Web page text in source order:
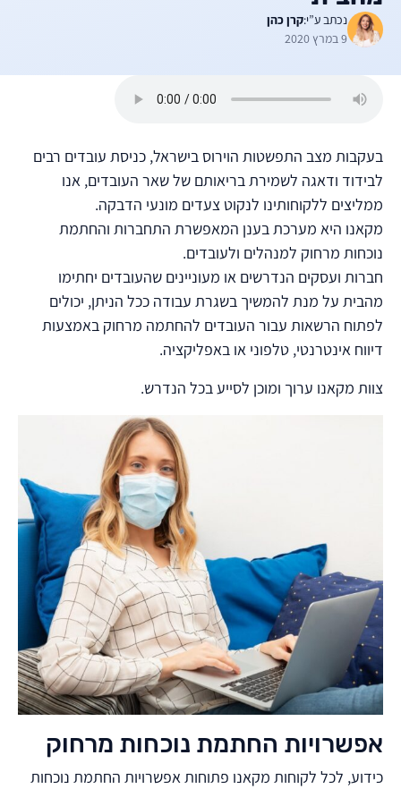
נכתב ע”י:קרן כהן
9 במרץ 2020
בעקבות מצב התפשטות הוירוס בישראל, כניסת עובדים רבים
לבידוד ודאגה לשמירת בריאותם של שאר העובדים, אנו
ממליצים ללקוחותינו לנקוט צעדים מונעי הדבקה.
מקאנו היא מערכת בענן המאפשרת התחברות והחתמת
נוכחות מרחוק למנהלים ולעובדים.
חברות ועסקים הנדרשים או מעוניינים שהעובדים יחתימו
מהבית על מנת להמשיך בשגרת עבודה ככל הניתן, יכולים
לפתוח הרשאות עבור העובדים להחתמה מרחוק באמצעות
דיווח אינטרנטי, טלפוני או באפליקציה.
צוות מקאנו ערוך ומוכן לסייע בכל הנדרש.
אפשרויות החתמת נוכחות מרחוק
כידוע, לכל לקוחות מקאנו פתוחות אפשרויות החתמת נוכחות